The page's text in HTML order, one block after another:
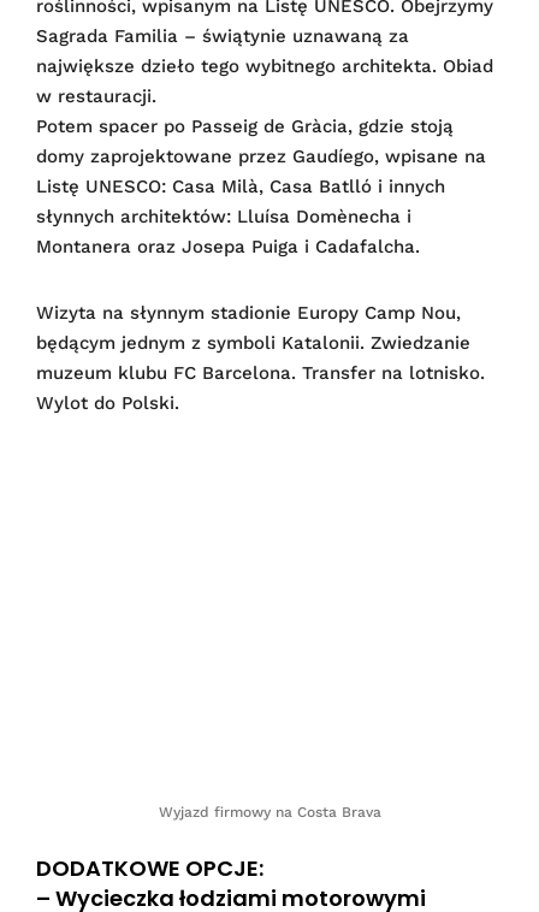
roślinności, wpisanym na Listę UNESCO. Obejrzymy
Sagrada Familia – świątynie uznawaną za
największe dzieło tego wybitnego architekta. Obiad
w restauracji.
Potem spacer po Passeig de Gràcia, gdzie stoją
domy zaprojektowane przez Gaudíego, wpisane na
Listę UNESCO: Casa Milà, Casa Batlló i innych
słynnych architektów: Lluísa Domènecha i
Montanera oraz Josepa Puiga i Cadafalcha.
Wizyta na słynnym stadionie Europy Camp Nou,
będącym jednym z symboli Katalonii. Zwiedzanie
muzeum klubu FC Barcelona. Transfer na lotnisko.
Wylot do Polski.
Wyjazd firmowy na Costa Brava
DODATKOWE OPCJE:
– Wycieczka łodziami motorowymi